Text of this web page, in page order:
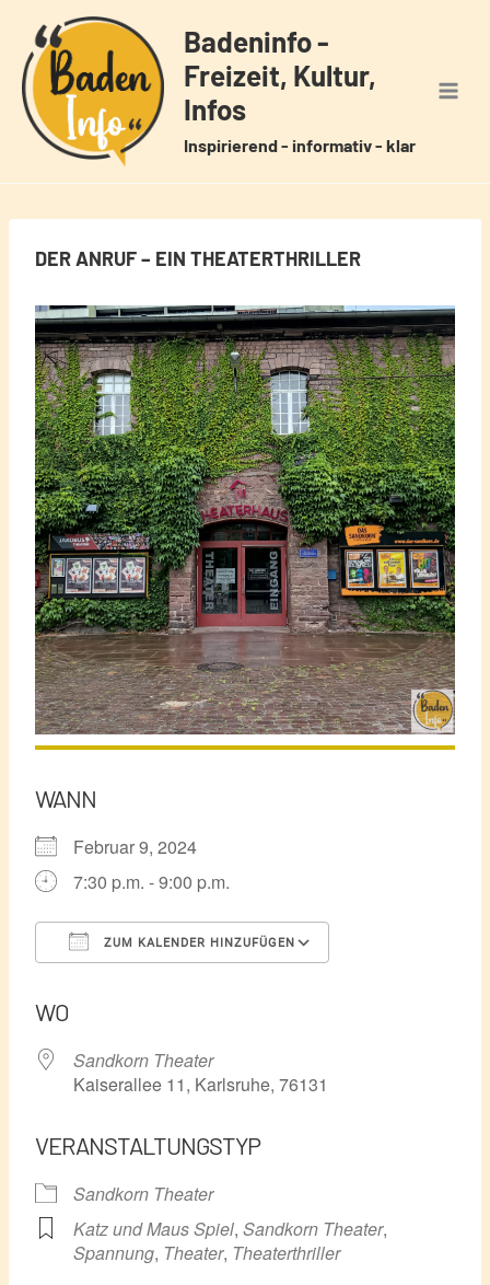
Inhalt
springen
Badeninfo -
Freizeit, Kultur,
Infos
Inspirierend - informativ - klar
DER ANRUF – EIN THEATERTHRILLER
WANN
Februar 9, 2024
7:30 p.m. - 9:00 p.m.
ZUM KALENDER HINZUFÜGEN
WO
Sandkorn Theater
Kaiserallee 11, Karlsruhe, 76131
VERANSTALTUNGSTYP
Sandkorn Theater
Katz und Maus Spiel, Sandkorn Theater,
Spannung, Theater, Theaterthriller